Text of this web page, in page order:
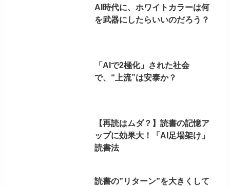
AI時代に、ホワイトカラーは何
を武器にしたらいいのだろう？
「AIで2極化」された社会
で、“上流”は安泰か？
【再読はムダ？】読書の記憶ア
ップに効果大！「AI足場架け」
読書法
読書の”リターン”を大きくして